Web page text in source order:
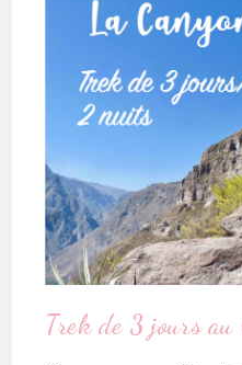
Trek de 3 jours au